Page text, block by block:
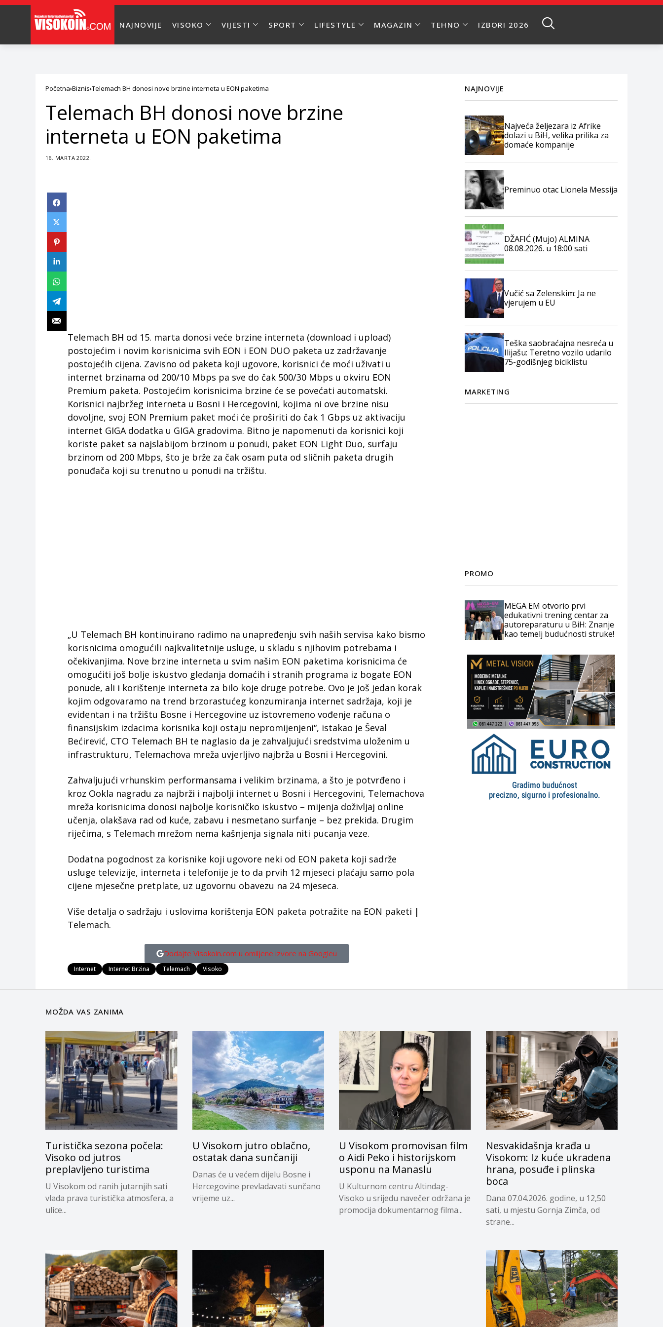
NAJNOVIJE VISOKO VIJESTI SPORT LIFESTYLE MAGAZIN TEHNO IZBORI 2026
Početna Biznis Telemach BH donosi nove brzine interneta u EON paketima
Telemach BH donosi nove brzine
interneta u EON paketima
16. MARTA 2022.
Telemach BH od 15. marta donosi veće brzine interneta (download i upload)
postojećim i novim korisnicima svih EON i EON DUO paketa uz zadržavanje
postojećih cijena. Zavisno od paketa koji ugovore, korisnici će moći uživati u
internet brzinama od 200/10 Mbps pa sve do čak 500/30 Mbps u okviru EON
Premium paketa. Postojećim korisnicima brzine će se povećati automatski.
Korisnici najbržeg interneta u Bosni i Hercegovini, kojima ni ove brzine nisu
dovoljne, svoj EON Premium paket moći će proširiti do čak 1 Gbps uz aktivaciju
internet GIGA dodatka u GIGA gradovima. Bitno je napomenuti da korisnici koji
koriste paket sa najslabijom brzinom u ponudi, paket EON Light Duo, surfaju
brzinom od 200 Mbps, što je brže za čak osam puta od sličnih paketa drugih
ponuđača koji su trenutno u ponudi na tržištu.
„U Telemach BH kontinuirano radimo na unapređenju svih naših servisa kako bismo
korisnicima omogućili najkvalitetnije usluge, u skladu s njihovim potrebama i
očekivanjima. Nove brzine interneta u svim našim EON paketima korisnicima će
omogućiti još bolje iskustvo gledanja domaćih i stranih programa iz bogate EON
ponude, ali i korištenje interneta za bilo koje druge potrebe. Ovo je još jedan korak
kojim odgovaramo na trend brzorastućeg konzumiranja internet sadržaja, koji je
evidentan i na tržištu Bosne i Hercegovine uz istovremeno vođenje računa o
finansijskim izdacima korisnika koji ostaju nepromijenjeni“, istakao je Ševal
Bećirević, CTO Telemach BH te naglasio da je zahvaljujući sredstvima uloženim u
infrastrukturu, Telemachova mreža uvjerljivo najbrža u Bosni i Hercegovini.
Zahvaljujući vrhunskim performansama i velikim brzinama, a što je potvrđeno i
kroz Ookla nagradu za najbrži i najbolji internet u Bosni i Hercegovini, Telemachova
mreža korisnicima donosi najbolje korisničko iskustvo – mijenja doživljaj online
učenja, olakšava rad od kuće, zabavu i nesmetano surfanje – bez prekida. Drugim
riječima, s Telemach mrežom nema kašnjenja signala niti pucanja veze.
Dodatna pogodnost za korisnike koji ugovore neki od EON paketa koji sadrže
usluge televizije, interneta i telefonije je to da prvih 12 mjeseci plaćaju samo pola
cijene mjesečne pretplate, uz ugovornu obavezu na 24 mjeseca.
Više detalja o sadržaju i uslovima korištenja EON paketa potražite na EON paketi |
Telemach.
Dodajte Visokoin.com u omiljene izvore na Googleu
Internet Internet Brzina Telemach Visoko
NAJNOVIJE
Najveća željezara iz Afrike
dolazi u BiH, velika prilika za
domaće kompanije
Preminuo otac Lionela Messija
DŽAFIĆ (Mujo) ALMINA
08.08.2026. u 18:00 sati
Vučić sa Zelenskim: Ja ne
vjerujem u EU
Teška saobraćajna nesreća u
Ilijašu: Teretno vozilo udarilo
75-godišnjeg biciklistu
MARKETING
PROMO
MEGA EM otvorio prvi
edukativni trening centar za
autoreparaturu u BiH: Znanje
kao temelj budućnosti struke!
MOŽDA VAS ZANIMA
Turistička sezona počela:
Visoko od jutros
preplavljeno turistima
U Visokom od ranih jutarnjih sati
vlada prava turistička atmosfera, a
ulice...
U Visokom jutro oblačno,
ostatak dana sunčaniji
Danas će u većem dijelu Bosne i
Hercegovine prevladavati sunčano
vrijeme uz...
U Visokom promovisan film
o Aidi Peko i historijskom
usponu na Manaslu
U Kulturnom centru Altindag-
Visoko u srijedu navečer održana je
promocija dokumentarnog filma...
Nesvakidašnja krađa u
Visokom: Iz kuće ukradena
hrana, posuđe i plinska
boca
Dana 07.04.2026. godine, u 12,50
sati, u mjestu Gornja Zimča, od
strane...